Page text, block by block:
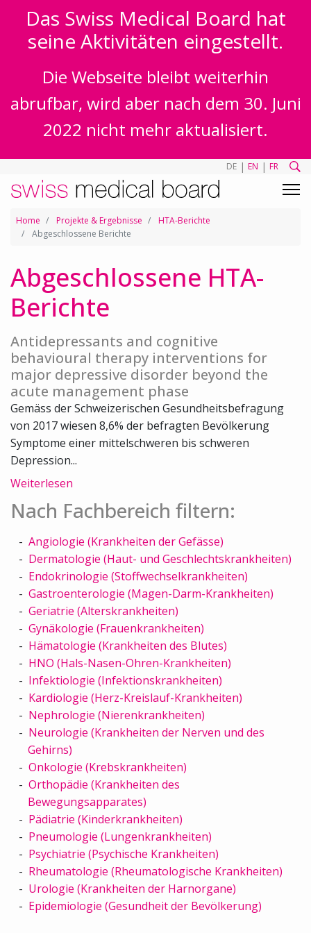
Das Swiss Medical Board hat
seine Aktivitäten eingestellt.
Die Webseite bleibt weiterhin
abrufbar, wird aber nach dem 30. Juni
2022 nicht mehr aktualisiert.
DE | EN | FR
Home Projekte & Ergebnisse
HTA-Berichte
Abgeschlossene Berichte
Abgeschlossene HTA-
Berichte
Antidepressants and cognitive
behavioural therapy interventions for
major depressive disorder beyond the
acute management phase
Gemäss der Schweizerischen Gesundheitsbefragung
von 2017 wiesen 8,6% der befragten Bevölkerung
Symptome einer mittelschweren bis schweren
Depression...
Weiterlesen
Nach Fachbereich filtern:
Angiologie (Krankheiten der Gefässe)
Dermatologie (Haut- und Geschlechtskrankheiten)
Endokrinologie (Stoffwechselkrankheiten)
Gastroenterologie (Magen-Darm-Krankheiten)
Geriatrie (Alterskrankheiten)
Gynäkologie (Frauenkrankheiten)
Hämatologie (Krankheiten des Blutes)
HNO (Hals-Nasen-Ohren-Krankheiten)
Infektiologie (Infektionskrankheiten)
Kardiologie (Herz-Kreislauf-Krankheiten)
Nephrologie (Nierenkrankheiten)
Neurologie (Krankheiten der Nerven und des
Gehirns)
Onkologie (Krebskrankheiten)
Orthopädie (Krankheiten des
Bewegungsapparates)
Pädiatrie (Kinderkrankheiten)
Pneumologie (Lungenkrankheiten)
Psychiatrie (Psychische Krankheiten)
Rheumatologie (Rheumatologische Krankheiten)
Urologie (Krankheiten der Harnorgane)
Epidemiologie (Gesundheit der Bevölkerung)